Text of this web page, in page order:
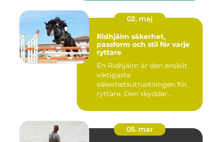
02. maj
Ridhjälm säkerhet,
passform och stil för varje
ryttare
En Ridhjälm är den enskilt
viktigaste
säkerhetsutrustningen för
ryttare. Den skyddar
05. mar